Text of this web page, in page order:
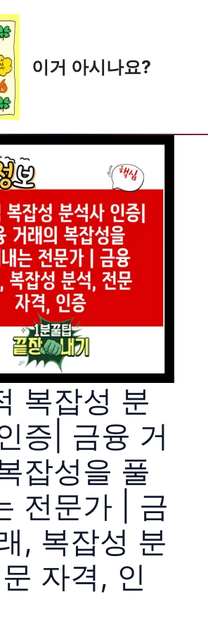
이거 아시나요?
복잡성 분
증| 금융 거
잡성을 풀
전문가 | 금
, 복잡성 분
자격, 인